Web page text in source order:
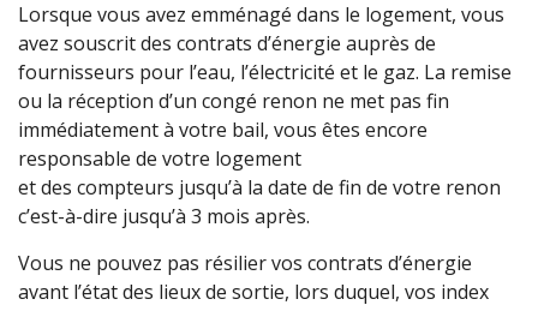
Lorsque vous avez emménagé dans le logement, vous
avez souscrit des contrats d’énergie auprès de
fournisseurs pour l’eau, l’électricité et le gaz. La remise
ou la réception d’un congé renon ne met pas fin
immédiatement à votre bail, vous êtes encore
responsable de votre logement
et des compteurs jusqu’à la date de fin de votre renon
c’est-à-dire jusqu’à 3 mois après.
Vous ne pouvez pas résilier vos contrats d’énergie
avant l’état des lieux de sortie, lors duquel, vos index